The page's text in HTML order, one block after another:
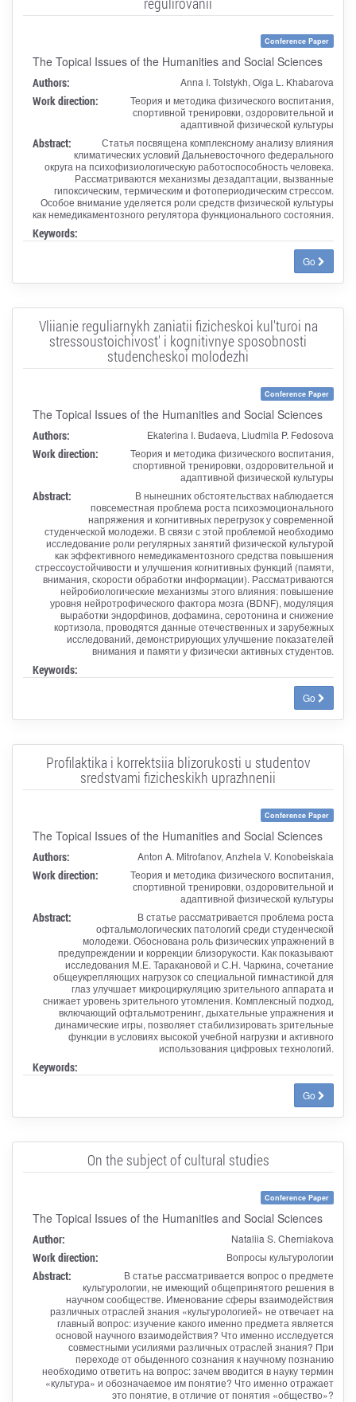
Conference Paper
The Topical Issues of the Humanities and Social Sciences
Authors: Anna I. Tolstykh, Olga L. Khabarova
Work direction:
Теория и методика физического воспитания,
спортивной тренировки, оздоровительной и
адаптивной физической культуры
Abstract:
Статья посвящена комплексному анализу влияния
климатических условий Дальневосточного федерального
округа на психофизиологическую работоспособность человека.
Рассматриваются механизмы дезадаптации, вызванные
гипоксическим, термическим и фотопериодическим стрессом.
Особое внимание уделяется роли средств физической культуры
как немедикаментозного регулятора функционального состояния.
Keywords:
Go
Vliianie reguliarnykh zaniatii fizicheskoi kul'turoi na
stressoustoichivost' i kognitivnye sposobnosti
studencheskoi molodezhi
Conference Paper
The Topical Issues of the Humanities and Social Sciences
Authors: Ekaterina I. Budaeva, Liudmila P. Fedosova
Work direction:
Теория и методика физического воспитания,
спортивной тренировки, оздоровительной и
адаптивной физической культуры
Abstract:
В нынешних обстоятельствах наблюдается
повсеместная проблема роста психоэмоционального
напряжения и когнитивных перегрузок у современной
студенческой молодежи. В связи с этой проблемой необходимо
исследование роли регулярных занятий физической культурой
как эффективного немедикаментозного средства повышения
стрессоустойчивости и улучшения когнитивных функций (памяти,
внимания, скорости обработки информации). Рассматриваются
нейробиологические механизмы этого влияния: повышение
уровня нейротрофического фактора мозга (BDNF), модуляция
выработки эндорфинов, дофамина, серотонина и снижение
кортизола, проводятся данные отечественных и зарубежных
исследований, демонстрирующих улучшение показателей
внимания и памяти у физически активных студентов.
Keywords:
Go
Profilaktika i korrektsiia blizorukosti u studentov
sredstvami fizicheskikh uprazhnenii
Conference Paper
The Topical Issues of the Humanities and Social Sciences
Authors: Anton A. Mitrofanov, Anzhela V. Konobeiskaia
Work direction:
Теория и методика физического воспитания,
спортивной тренировки, оздоровительной и
адаптивной физической культуры
Abstract:
В статье рассматривается проблема роста
офтальмологических патологий среди студенческой
молодежи. Обоснована роль физических упражнений в
предупреждении и коррекции близорукости. Как показывают
исследования М.Е. Таракановой и С.Н. Чаркина, сочетание
общеукрепляющих нагрузок со специальной гимнастикой для
глаз улучшает микроциркуляцию зрительного аппарата и
снижает уровень зрительного утомления. Комплексный подход,
включающий офтальмотренинг, дыхательные упражнения и
динамические игры, позволяет стабилизировать зрительные
функции в условиях высокой учебной нагрузки и активного
использования цифровых технологий.
Keywords:
Go
On the subject of cultural studies
Conference Paper
The Topical Issues of the Humanities and Social Sciences
Author: Nataliia S. Cherniakova
Work direction: Вопросы культурологии
Abstract:
В статье рассматривается вопрос о предмете
культурологии, не имеющий общепринятого решения в
научном сообществе. Именование сферы взаимодействия
различных отраслей знания «культурологией» не отвечает на
главный вопрос: изучение какого именно предмета является
основой научного взаимодействия? Что именно исследуется
совместными усилиями различных отраслей знания? При
переходе от обыденного сознания к научному познанию
необходимо ответить на вопрос: зачем вводится в науку термин
«культура» и обозначаемое им понятие? Что именно отражает
это понятие, в отличие от понятия «общество»?